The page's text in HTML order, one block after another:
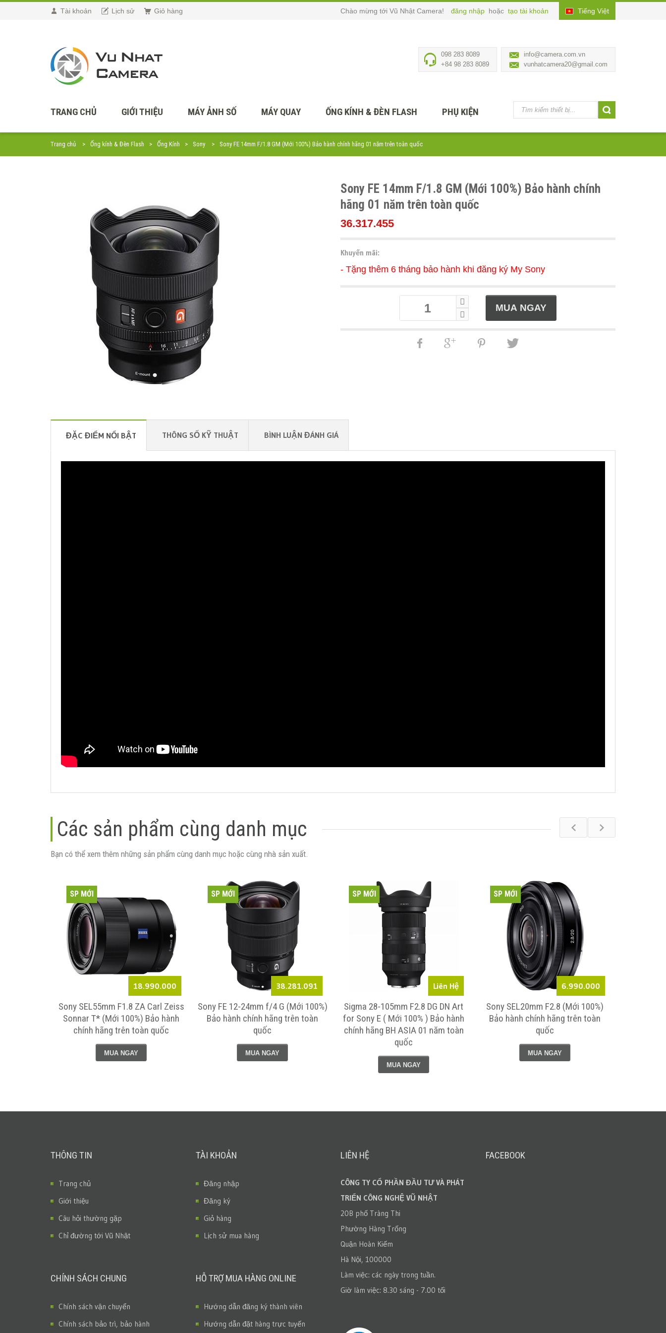
Tài khoản Lịch sử Giỏ hàng Tiếng Việt
Chào mừng tới Vũ Nhật Camera! đăng nhập hoặc tạo tài khoản
info@camera.com.vn
vunhatcamera20@gmail.com
098 283 8089
+84 98 283 8089
TRANG CHỦ GIỚI THIỆU MÁY ẢNH SỐ MÁY QUAY ỐNG KÍNH & ĐÈN FLASH PHỤ KIỆN
Trang chủ Ống kính & Đèn Flash Ống Kính Sony Sony FE 14mm F/1.8 GM (Mới 100%) Bảo hành chính hãng 01 năm trên toàn quốc
Sony FE 14mm F/1.8 GM (Mới 100%) Bảo hành chính
hãng 01 năm trên toàn quốc
36.317.455
Khuyến mãi:
- Tặng thêm 6 tháng bảo hành khi đăng ký My Sony
ĐẶC ĐIỂM NỔI BẬT THÔNG SỐ KỸ THUẬT BÌNH LUẬN ĐÁNH GIÁ
Các sản phẩm cùng danh mục
Bạn có thể xem thêm những sản phẩm cùng danh mục hoặc cùng nhà sản xuất.
18.990.000
SP MỚI
Sony SEL55mm F1.8 ZA Carl Zeiss
Sonnar T* (Mới 100%) Bảo hành
chính hãng trên toàn quốc
MUA NGAY
38.281.091
SP MỚI
Sony FE 12-24mm f/4 G (Mới 100%)
Bảo hành chính hãng trên toàn
quốc
MUA NGAY
Liên Hệ
SP MỚI
Sigma 28-105mm F2.8 DG DN Art
for Sony E ( Mới 100% ) Bảo hành
chính hãng BH ASIA 01 năm toàn
quốc
MUA NGAY
6.990.000
SP MỚI
Sony SEL20mm F2.8 (Mới 100%)
Bảo hành chính hãng trên toàn
quốc
MUA NGAY
THÔNG TIN
Trang chủ
Giới thiệu
Câu hỏi thường gặp
Chỉ đường tới Vũ Nhật
CHÍNH SÁCH CHUNG
Chính sách vận chuyển
Chính sách bảo trì, bảo hành
TÀI KHOẢN
Đăng nhập
Đăng ký
Giỏ hàng
Lịch sử mua hàng
HỖ TRỢ MUA HÀNG ONLINE
Hướng dẫn đăng ký thành viên
Hướng dẫn đặt hàng trực tuyến
LIÊN HỆ
CÔNG TY CỔ PHẦN ĐẦU TƯ VÀ PHÁT
TRIỂN CÔNG NGHỆ VŨ NHẬT
20B phố Tràng Thi
Phường Hàng Trống
Quận Hoàn Kiếm
Hà Nội, 100000
Làm việc: các ngày trong tuần.
Giờ làm việc: 8.30 sáng - 7.00 tối
FACEBOOK